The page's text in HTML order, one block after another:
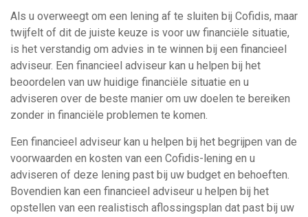
Als u overweegt om een lening af te sluiten bij Cofidis, maar
twijfelt of dit de juiste keuze is voor uw financiële situatie,
is het verstandig om advies in te winnen bij een financieel
adviseur. Een financieel adviseur kan u helpen bij het
beoordelen van uw huidige financiële situatie en u
adviseren over de beste manier om uw doelen te bereiken
zonder in financiële problemen te komen.
Een financieel adviseur kan u helpen bij het begrijpen van de
voorwaarden en kosten van een Cofidis-lening en u
adviseren of deze lening past bij uw budget en behoeften.
Bovendien kan een financieel adviseur u helpen bij het
opstellen van een realistisch aflossingsplan dat past bij uw